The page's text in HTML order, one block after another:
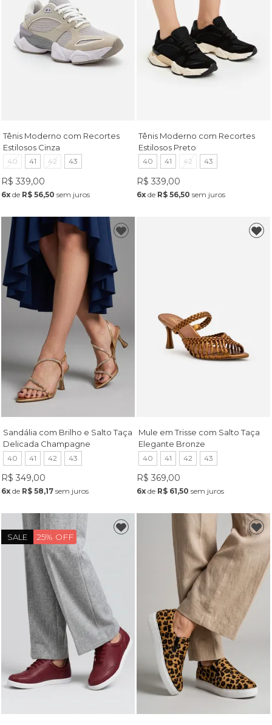
Tênis Moderno com Recortes
Estilosos Cinza
40 41 42 43
R$ 339,00
6xde R$ 56,50 sem juros
Tênis Moderno com Recortes
Estilosos Preto
40 41 42 43
R$ 339,00
6x de R$ 56,50 sem juros
Sandália com Brilho e Salto Taça
Delicada Champagne
40 41 42 43
R$ 349,00
6xde R$ 58,17sem juros
Mule em Trisse com Salto Taça
Elegante Bronze
40 41 42 43
R$ 369,00
6x de R$ 61,50 sem juros
SALE 25% OFF